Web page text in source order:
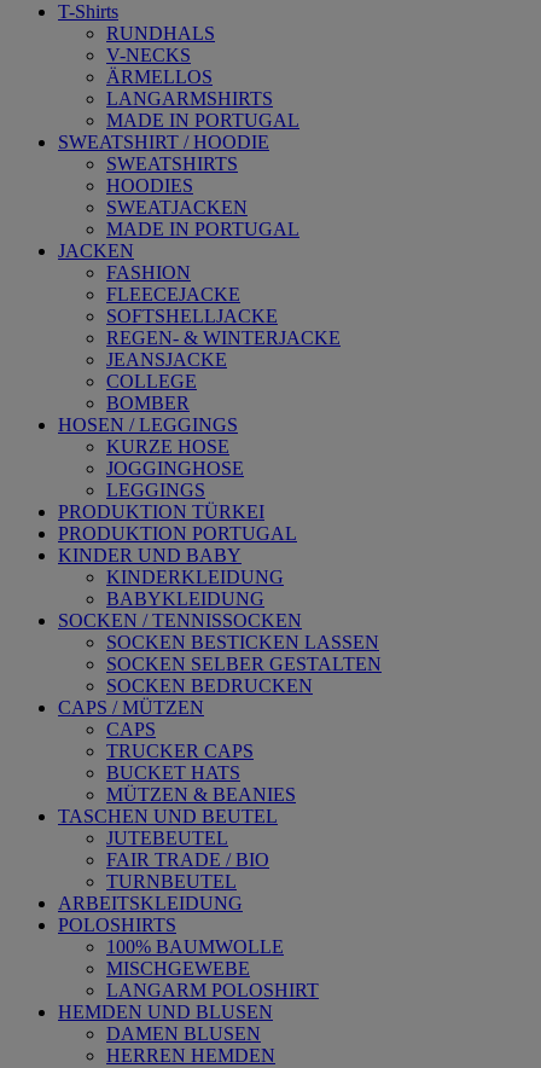
T-Shirts
RUNDHALS
V-NECKS
ÄRMELLOS
LANGARMSHIRTS
MADE IN PORTUGAL
SWEATSHIRT / HOODIE
SWEATSHIRTS
HOODIES
SWEATJACKEN
MADE IN PORTUGAL
JACKEN
FASHION
FLEECEJACKE
SOFTSHELLJACKE
REGEN- & WINTERJACKE
JEANSJACKE
COLLEGE
BOMBER
HOSEN / LEGGINGS
KURZE HOSE
JOGGINGHOSE
LEGGINGS
PRODUKTION TÜRKEI
PRODUKTION PORTUGAL
KINDER UND BABY
KINDERKLEIDUNG
BABYKLEIDUNG
SOCKEN / TENNISSOCKEN
SOCKEN BESTICKEN LASSEN
SOCKEN SELBER GESTALTEN
SOCKEN BEDRUCKEN
CAPS / MÜTZEN
CAPS
TRUCKER CAPS
BUCKET HATS
MÜTZEN & BEANIES
TASCHEN UND BEUTEL
JUTEBEUTEL
FAIR TRADE / BIO
TURNBEUTEL
ARBEITSKLEIDUNG
POLOSHIRTS
100% BAUMWOLLE
MISCHGEWEBE
LANGARM POLOSHIRT
HEMDEN UND BLUSEN
DAMEN BLUSEN
HERREN HEMDEN